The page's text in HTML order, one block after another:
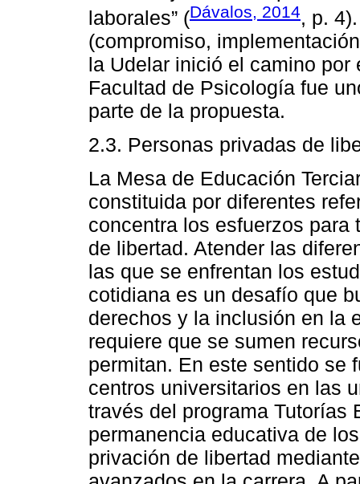
laborales” (Dávalos, 2014, p.
(compromiso,
la Udelar inició el camino
Facultad de Psicología fue
parte de la propuesta.
2.3. Personas privadas de
La Mesa de Educación
constituida por diferentes
concentra los esfuerzos
de libertad. Atender las
las que se enfrentan los
cotidiana es un desafío que
derechos y la inclusión en la
requiere que se sumen
permitan. En este sentido se
centros universitarios en las
través del programa Tutorías
permanencia educativa de
privación de libertad